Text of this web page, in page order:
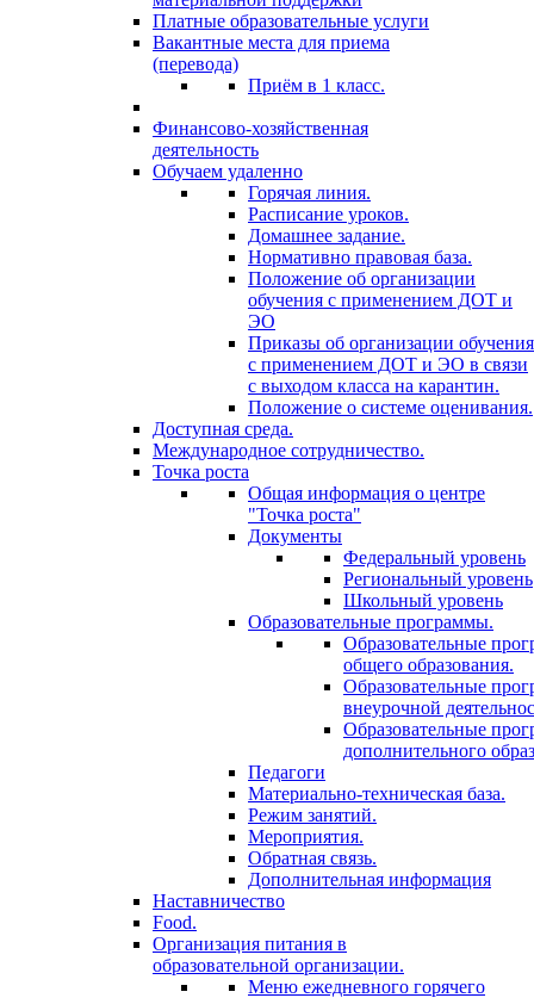
Платные образовательные услуги
Вакантные места для приема
(перевода)
Приём в 1 класс.
Финансово-хозяйственная
деятельность
Обучаем удаленно
Горячая линия.
Расписание уроков.
Домашнее задание.
Нормативно правовая база.
Положение об организации
обучения с применением ДОТ и
ЭО
Приказы об организации обучения
с применением ДОТ и ЭО в связи
с выходом класса на карантин.
Положение о системе оценивания.
Доступная среда.
Международное сотрудничество.
Точка роста
Общая информация о центре
"Точка роста"
Документы
Федеральный уровень
Региональный уровень
Школьный уровень
Образовательные программы.
Образовательные
общего образования.
Образовательные
внеурочной
Образовательные
дополнительного
Педагоги
Материально-техническая база.
Режим занятий.
Мероприятия.
Обратная связь.
Дополнительная информация
Наставничество
Food.
Организация питания в
образовательной организации.
Меню ежедневного горячего